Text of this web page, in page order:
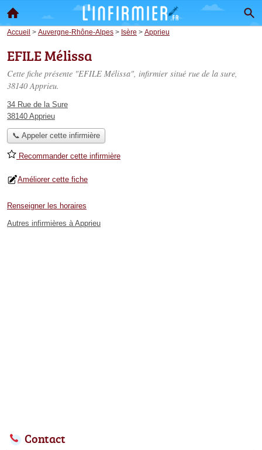
Accueil > Auvergne-Rhône-Alpes > Isère > Apprieu
EFILE Mélissa
Cette fiche présente "EFILE Mélissa", infirmier situé rue de la sure,
38140 Apprieu.
34 Rue de la Sure
38140 Apprieu
📞 Appeler cette infirmière
Recommander cette infirmière
Améliorer cette fiche
Renseigner les horaires
Autres infirmières à Apprieu
Contact